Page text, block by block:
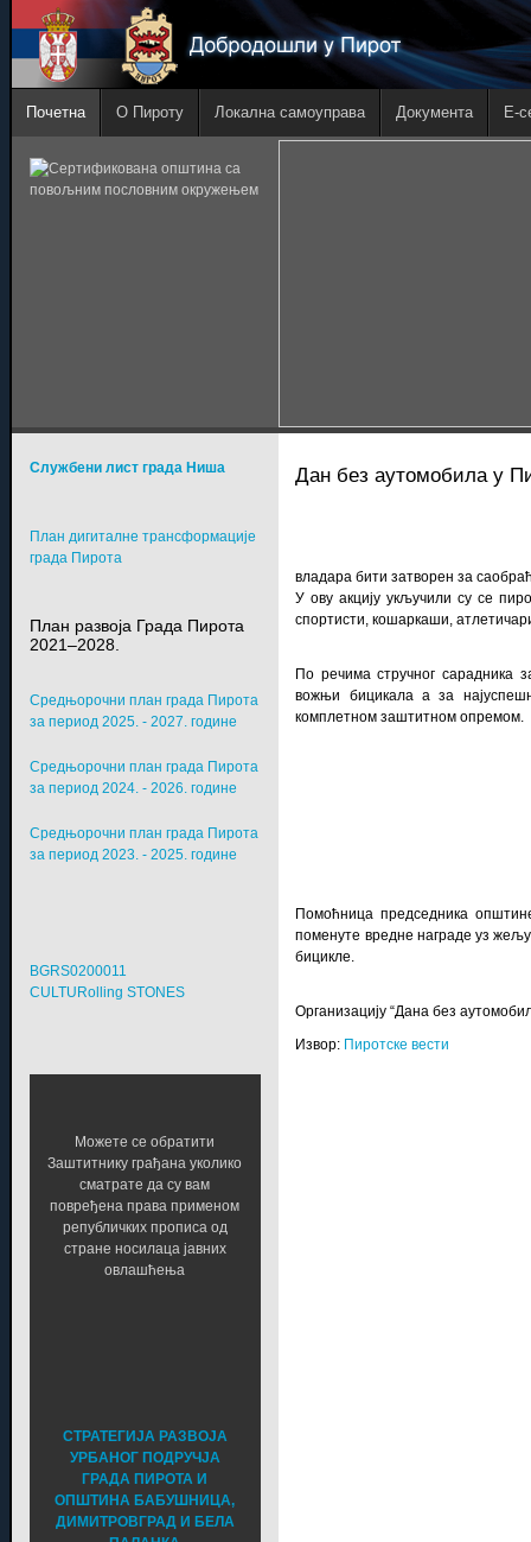
Почетна О Пироту Локална самоуправа Документа E-
Дан без аутомобила у
владара бити затворен за
У ову акцију укључили су се
спортисти, кошаркаши,
По речима стручног сарадника
вожњи бицикала а за
комплетном заштитном опремом.
Помоћница председника
поменуте вредне награде уз
бицикле.
Организацију “Дана без
Извор: Пиротске вести
Службени лист града Ниша
План дигиталне трансформације
града Пирота
План развоја Града Пирота
2021–2028.
Средњорочни план града Пирота
за период 2025. - 2027. године
Средњорочни план града Пирота
за период 2024. - 2026. године
Средњорочни план града Пирота
за период 2023. - 2025. године
BGRS0200011
CULTURolling STONES
Можете се обратити
Заштитнику грађана уколико
сматрате да су вам
повређена права применом
републичких прописа од
стране носилаца јавних
овлашћења
СТРАТЕГИЈА РАЗВОЈА
УРБАНОГ ПОДРУЧЈА
ГРАДА ПИРОТА И
ОПШТИНА БАБУШНИЦА,
ДИМИТРОВГРАД И БЕЛА